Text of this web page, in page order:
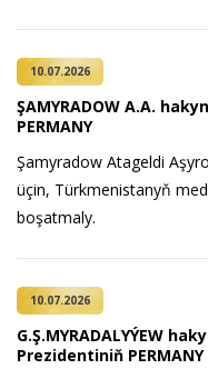
10.07.2026
ŞAMYRADOW A.A.
PERMANY
Şamyradow Atageldi
üçin, Türkmenistanyň
boşatmaly.
10.07.2026
G.Ş.MYRADALYÝEW
Prezidentiniň PERMANY